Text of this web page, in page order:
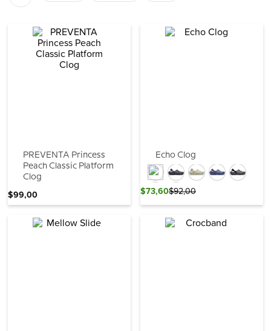
PREVENTA Princess
Peach Classic Platform
Clog
$99,00
Echo Clog
$73,60$92,00